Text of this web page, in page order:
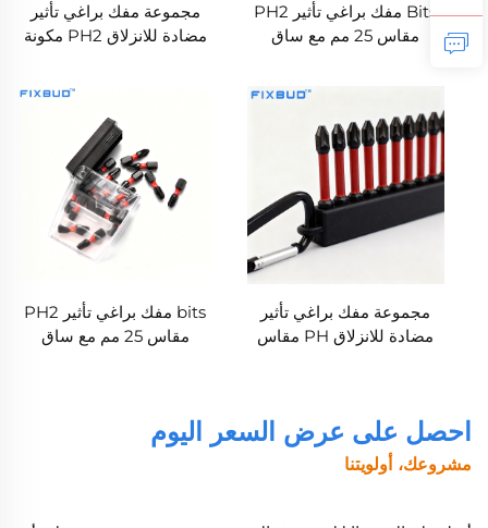
Bits مفك براغي تأثير PH2
مقاس 25 مم مع ساق
مجموعة مفك براغي تأثير
مضادة للانزلاق PH2 مكونة
مغناطيسي، 25 مم، مع ساق
مجموعة مفك براغي تأثير
مضادة للانزلاق PH مقاس
bits مفك براغي تأثير PH2
مقاس 25 مم مع ساق
احصل على عرض السعر اليوم
مشروعك، أولويتنا